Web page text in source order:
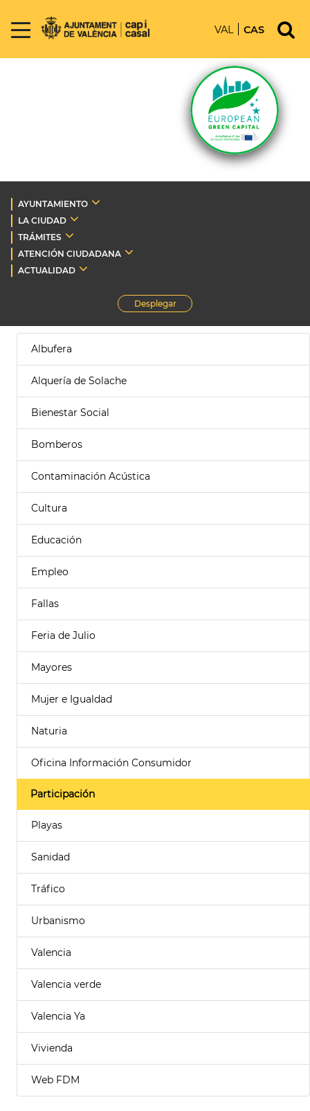
VAL CAS
AYUNTAMIENTO
LA CIUDAD
TRÁMITES
ATENCIÓN CIUDADANA
ACTUALIDAD
Desplegar
Albufera
Alquería de Solache
Bienestar Social
Bomberos
Contaminación Acústica
Cultura
Educación
Empleo
Fallas
Feria de Julio
Mayores
Mujer e Igualdad
Naturia
Oficina Información Consumidor
Participación
Playas
Sanidad
Tráfico
Urbanismo
Valencia
Valencia verde
Valencia Ya
Vivienda
Web FDM